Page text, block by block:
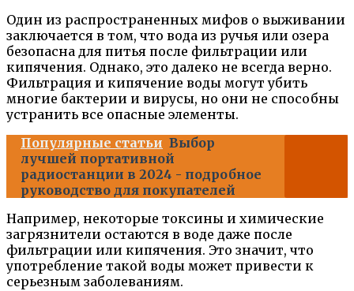
Один из распространенных мифов о выживании
заключается в том, что вода из ручья или озера
безопасна для питья после фильтрации или
кипячения. Однако, это далеко не всегда верно.
Фильтрация и кипячение воды могут убить
многие бактерии и вирусы, но они не способны
устранить все опасные элементы.
Популярные статьи Выбор
лучшей портативной
радиостанции в 2024 - подробное
руководство для покупателей
Например, некоторые токсины и химические
загрязнители остаются в воде даже после
фильтрации или кипячения. Это значит, что
употребление такой воды может привести к
серьезным заболеваниям.